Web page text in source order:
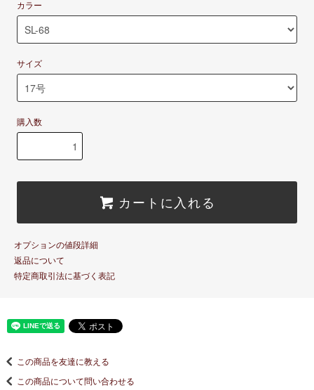
カラー
サイズ
購入数
カートに入れる
オプションの値段詳細
返品について
特定商取引法に基づく表記
この商品を友達に教える
この商品について問い合わせる